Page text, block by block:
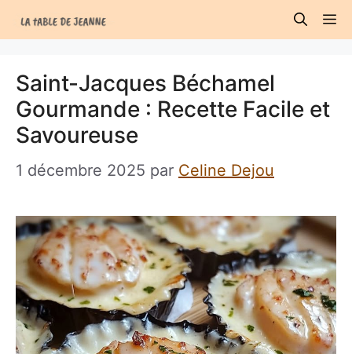
au
Saint-Jacques Béchamel
Gourmande : Recette Facile et
Savoureuse
1 décembre 2025 par Celine Dejou